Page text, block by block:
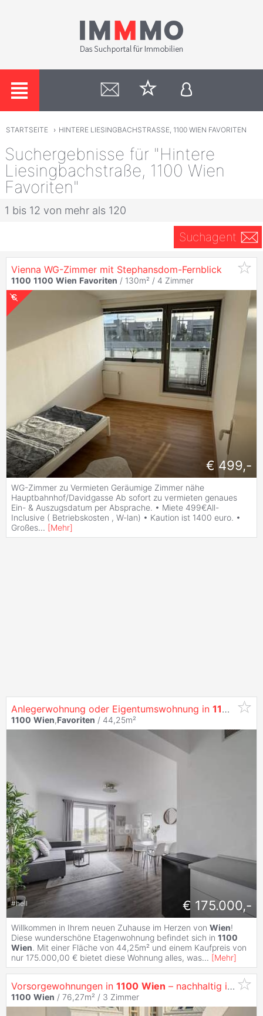
STARTSEITE › HINTERE LIESINGBACHSTRASSE, 1100 WIEN FAVORITEN
Suchergebnisse für "Hintere
Liesingbachstraße, 1100 Wien
Favoriten"
1 bis 12 von mehr als 120
Suchagent
Vienna WG-Zimmer mit Stephansdom-Fernblick
1100 1100 Wien Favoriten / 130m² / 4 Zimmer
€ 499,-
WG-Zimmer zu Vermieten Geräumige Zimmer nähe
Hauptbahnhof/Davidgasse Ab sofort zu vermieten genaues
Ein- & Auszugsdatum per Absprache. • Miete 499€All-
Inclusive ( Betriebskosten , W-lan) • Kaution ist 1400 euro. •
Großes... [Mehr]
Anlegerwohnung oder Eigentumswohnung in 1100 Wien
1100 Wien,Favoriten / 44,25m²
#hell € 175.000,-
Willkommen in Ihrem neuen Zuhause im Herzen von Wien!
Diese wunderschöne Etagenwohnung befindet sich in 1100
Wien. Mit einer Fläche von 44,25m² und einem Kaufpreis von
nur 175.000,00 € bietet diese Wohnung alles, was... [Mehr]
Vorsorgewohnungen in 1100 Wien – nachhaltig investieren in
1100 Wien / 76,27m² / 3 Zimmer